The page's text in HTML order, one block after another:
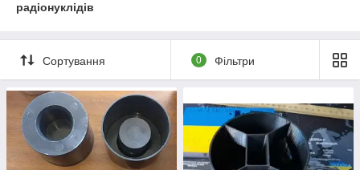
радіонуклідів
Сортування 0 Фільтри